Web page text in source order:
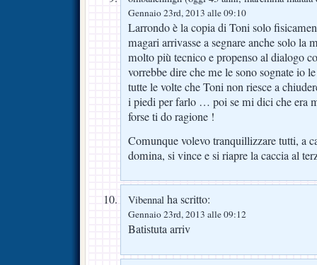
Gennaio 23rd, 2013 alle 09:10
Larrondo è la copia di Toni solo
magari arrivasse a segnare anche solo la
molto più tecnico e propenso al dialogo
vorrebbe dire che me le sono sognate io
tutte le volte che Toni non riesce a
i piedi per farlo … poi se mi dici che era
forse ti do ragione !
Comunque volevo tranquillizzare tutti, a
domina, si vince e si riapre la caccia al
Vibennal ha scritto:
Gennaio 23rd, 2013 alle 09:12
Batistuta arriv